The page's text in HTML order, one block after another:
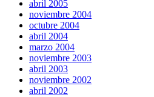
abril 2005
noviembre 2004
octubre 2004
abril 2004
marzo 2004
noviembre 2003
abril 2003
noviembre 2002
abril 2002